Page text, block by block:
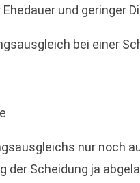
und geringer
bei einer
nur noch
Scheidung ja